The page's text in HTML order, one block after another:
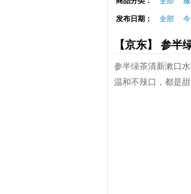
发布日期： 全部
【京东】 参
参半绿茶清新漱口
温和不辣口，都是